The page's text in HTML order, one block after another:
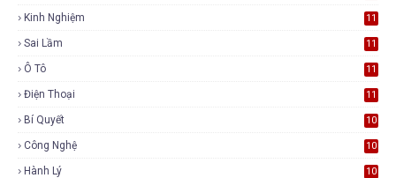
Kinh Nghiệm 11
Sai Lầm 11
Ô Tô 11
Điện Thoại 11
Bí Quyết 10
Công Nghệ 10
Hành Lý 10